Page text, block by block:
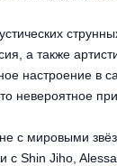
а также
настроение
невероятное
с мировыми
с Shin Jiho,